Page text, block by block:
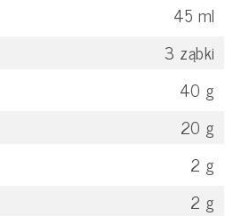
45 ml
3 ząbki
40 g
20 g
2 g
2 g